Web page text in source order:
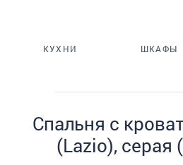
КУХНИ ШКАФЫ
Спальня с
(Lazio), серая